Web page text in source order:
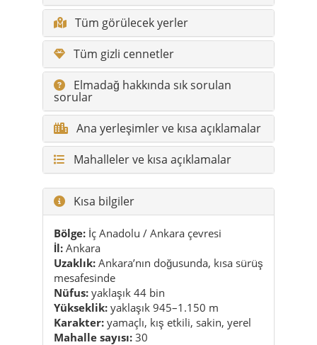
Tüm görülecek yerler
Tüm gizli cennetler
Elmadağ hakkında sık sorulan
sorular
Ana yerleşimler ve kısa açıklamalar
Mahalleler ve kısa açıklamalar
Kısa bilgiler
Bölge: İç Anadolu / Ankara çevresi
İl: Ankara
Uzaklık: Ankara’nın doğusunda, kısa sürüş
mesafesinde
Nüfus: yaklaşık 44 bin
Yükseklik: yaklaşık 945–1.150 m
Karakter: yamaçlı, kış etkili, sakin, yerel
Mahalle sayısı: 30